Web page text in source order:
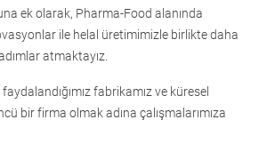
ek olarak, Pharma-Food alanında
ile helal üretimimizle birlikte daha
atmaktayız.
fabrikamız ve küresel
bir firma olmak adına çalışmalarımıza